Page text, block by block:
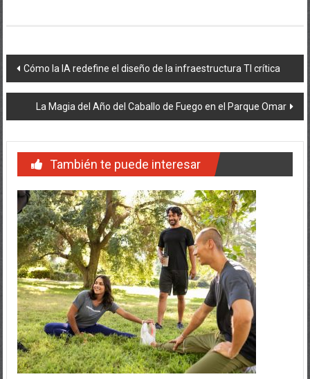
Navegación
de
entradas
Cómo la IA redefine el diseño de la infraestructura TI crítica
La Magia del Año del Caballo de Fuego en el Parque Omar
También te puede interesar